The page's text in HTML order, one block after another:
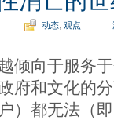
动态 观点
倾向于服务
府和文化的
）都无法（